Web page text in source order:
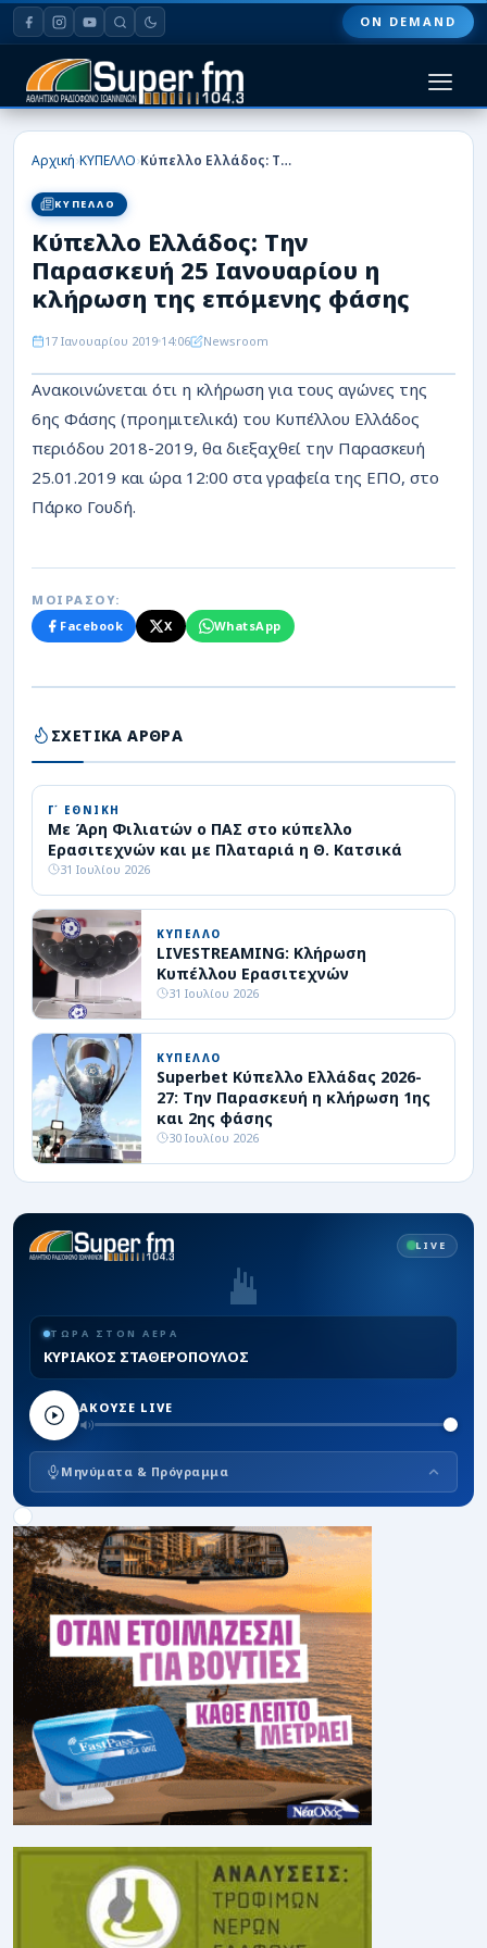
ON DEMAND
HOME
ΠΟΔΟΣΦΑΙΡΟ
ΜΠΑΣΚΕΤ
ΣΠΟΡ
ΕΙΔΗΣΕΙΣ
ΑΡΘΡΟΓΡΑΦΙΕΣ
Αρχική›ΚΥΠΕΛΛΟ› Κύπελλο Ελλάδος: Την Παρασκευή 25 Ιανουαρίου η κλήρωση της επόμενης φάσης
ΚΥΠΕΛΛΟ
Κύπελλο Ελλάδος: Την
Παρασκευή 25 Ιανουαρίου η
κλήρωση της επόμενης φάσης
17 Ιανουαρίου 2019 14:06 Newsroom
Ανακοινώνεται ότι η κλήρωση για τους αγώνες της
6ης Φάσης (προημιτελικά) του Κυπέλλου Ελλάδος
περιόδου 2018-2019, θα διεξαχθεί την Παρασκευή
25.01.2019 και ώρα 12:00 στα γραφεία της ΕΠΟ, στο
Πάρκο Γουδή.
ΜΟΙΡΑΣΟΥ:
Facebook
X WhatsApp
ΣΧΕΤΙΚΑ ΑΡΘΡΑ
Γ΄ ΕΘΝΙΚΗ
Με Άρη Φιλιατών ο ΠΑΣ στο κύπελλο
Ερασιτεχνών και με Πλαταριά η Θ. Κατσικά
31 Ιουλίου 2026
ΚΥΠΕΛΛΟ
LIVESTREAMING: Κλήρωση
Κυπέλλου Ερασιτεχνών
31 Ιουλίου 2026
ΚΥΠΕΛΛΟ
Superbet Κύπελλο Ελλάδας 2026-
27: Την Παρασκευή η κλήρωση 1ης
και 2ης φάσης
30 Ιουλίου 2026
LIVE
ΤΩΡΑ ΣΤΟΝ ΑΕΡΑ
ΚΥΡΙΑΚΟΣ ΣΤΑΘΕΡΟΠΟΥΛΟΣ
ΑΚΟΥΣΕ LIVE
Μηνύματα & Πρόγραμμα